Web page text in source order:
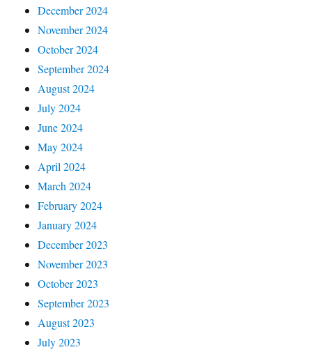
December 2024
November 2024
October 2024
September 2024
August 2024
July 2024
June 2024
May 2024
April 2024
March 2024
February 2024
January 2024
December 2023
November 2023
October 2023
September 2023
August 2023
July 2023